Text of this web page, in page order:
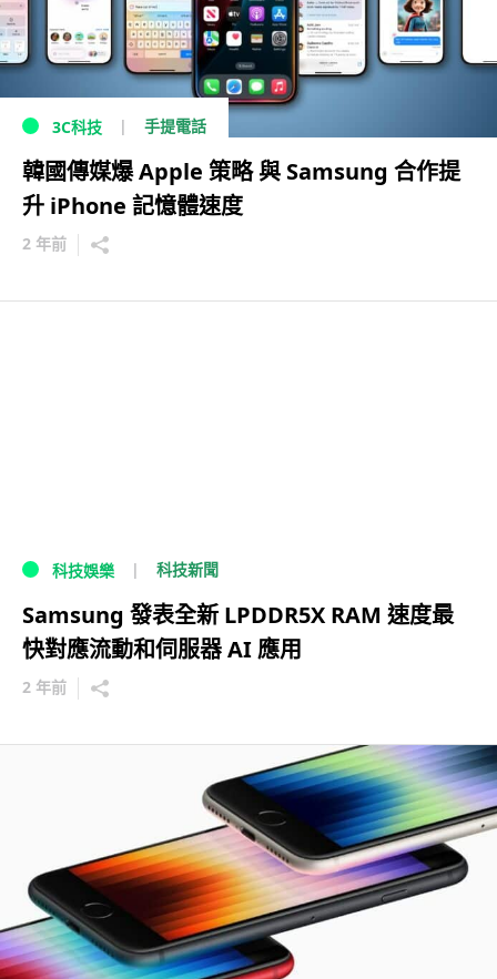
3C科技 手提電話
韓國傳媒爆 Apple 策略 與 Samsung 合作提
升 iPhone 記憶體速度
2 年前
科技娛樂 科技新聞
Samsung 發表全新 LPDDR5X RAM 速度最
快對應流動和伺服器 AI 應用
2 年前